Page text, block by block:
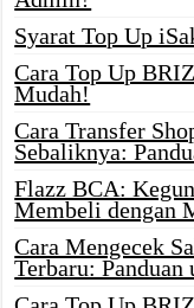
Syarat Top Up
Cara Top Up
Mudah!
Cara Transfer
Sebaliknya:
Flazz BCA:
Membeli dengan
Cara Mengecek
Terbaru: Panduan